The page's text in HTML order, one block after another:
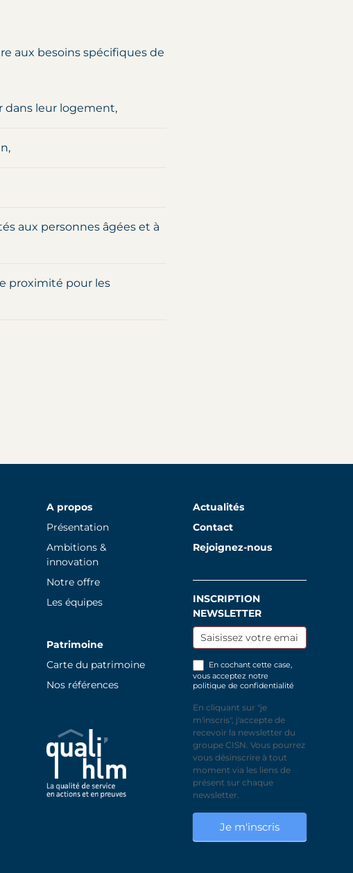
aux besoins spécifiques de
dans leur logement,
aux personnes âgées et à
proximité pour les
A propos
Présentation
Ambitions &
innovation
Notre offre
Les équipes
Patrimoine
Carte du patrimoine
Nos références
Actualités
Contact
Rejoignez-nous
Inscription
newsletter
INSCRIPTION
NEWSLETTER
En cochant cette case,
vous acceptez notre
politique de confidentialité
En cliquant sur "je
m'inscris", j'accepte de
recevoir la newsletter du
groupe CISN. Vous pourrez
vous désinscrire à tout
moment via les liens de
présent sur chaque
newsletter.
Je m'inscris